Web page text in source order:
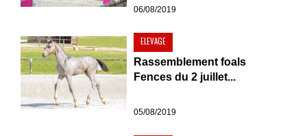
06/08/2019
ELEVAGE
Rassemblement foals
Fences du 2 juillet...
05/08/2019